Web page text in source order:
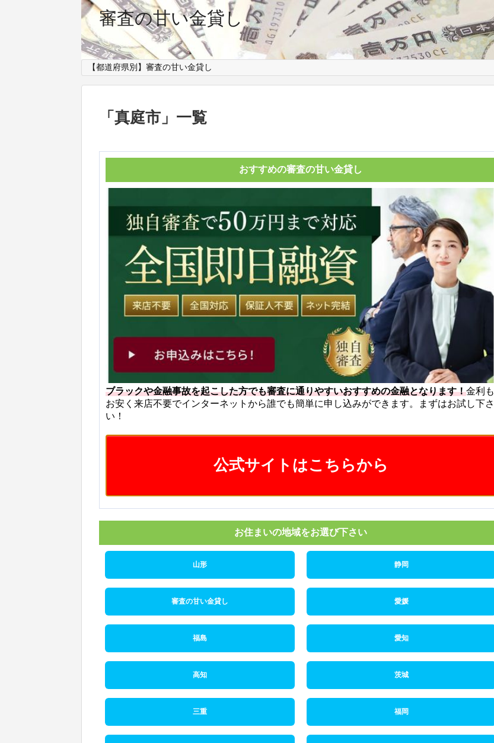
審査の甘い金貸し
【都道府県別】審査の甘い金貸し
「 真庭市 」 一覧
おすすめの審査の甘い金貸し
ブラックや金融事故を起こした方でも審査に通りやすいおすすめの金融となります！金利も
お安く来店不要でインターネットから誰でも簡単に申し込みができます。まずはお試し下さ
い！
公式サイトはこちらから
お住まいの地域をお選び下さい
山形 静岡
審査の甘い金貸し 愛媛
福島 愛知
高知 茨城
三重 福岡